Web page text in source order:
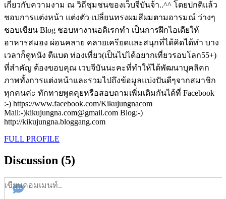
เกี่ยวกับความงาม ณ วิถีชุมชนของเว็บจีบันจ้า..^^ โดยปกติแล้ว
ชอบการแต่งหน้า แต่งตัว เปลี่ยนทรงผมสีผมตามอารมณ์ ว่างๆ
ชอบเขียน Blog ชอบหางานอดิเรกทำ เป็นการฝึกไอเดียให้
อาหารสมอง ผ่อนคลาย คลายเครียดและสนุกที่ได้คิดได้ทำ บาง
เวลาก็ดูหนัง ตีแบต ท่องเที่ยว(เป็นไปได้อยากเที่ยวรอบโลก55+)
ที่สำคัญ ต้องขอบคุณ เวบจีบันนะคะที่ทำให้ได้พัฒนาบุคลิคก
ภาพทั้งการแต่งหน้าและรวมไปถึงข้อมูลแบ่งปันดีๆจากสมาชิก
ทุกคนค่ะ ทักทายพูดคุยหรือสอบถามเพิ่มเติมกันได้ที่ Facebook
:-) https://www.facebook.com/Kikujungnacom
Mail:-)kikujungna.com@gmail.com Blog:-)
http://kikujungna.bloggang.com
FULL PROFILE
Discussion (5)